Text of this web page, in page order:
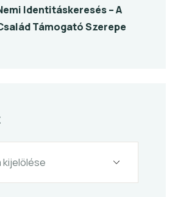
Identitáskeresés – A
Támogató Szerepe